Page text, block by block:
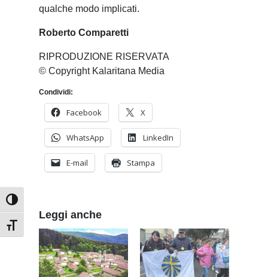
Attiva/disattiva alto contrasto
Attiva/disattiva dimensione testo
qualche modo implicati.
Roberto Comparetti
RIPRODUZIONE RISERVATA
© Copyright Kalaritana Media
Condividi:
Facebook X
WhatsApp LinkedIn
E-mail Stampa
Leggi anche